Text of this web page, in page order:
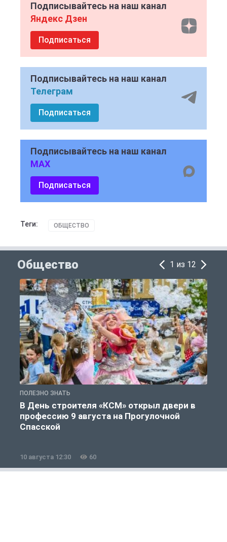
Подписывайтесь на наш канал
Яндекс Дзен
Подписаться
Подписывайтесь на наш канал
Телеграм
Подписаться
Подписывайтесь на наш канал
MAX
Подписаться
Теги: ОБЩЕСТВО
Общество 1 из 12
ПОЛЕЗНО ЗНАТЬ
В День строителя «КСМ» открыл двери в
профессию 9 августа на Прогулочной
Спасской
10 августа 12:30 60